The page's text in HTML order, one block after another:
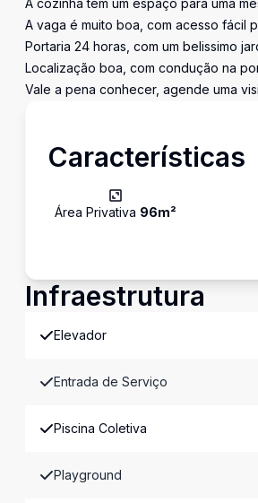
A cozinha tem um espaço para uma
A vaga é muito boa, com acesso fácil
Portaria 24 horas, com um belissimo
Localização boa, com condução na
Vale a pena conhecer, agende uma
Características
Área Privativa 96m²
Infraestrutura
Elevador
Entrada de Serviço
Piscina Coletiva
Playground